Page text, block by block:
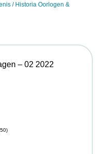
/ Historia Oorlogen &
– 02 2022
)